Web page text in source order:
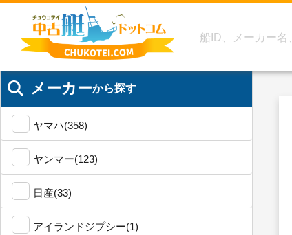
メーカーから探す
ヤマハ(358)
ヤンマー(123)
日産(33)
アイランドジプシー(1)